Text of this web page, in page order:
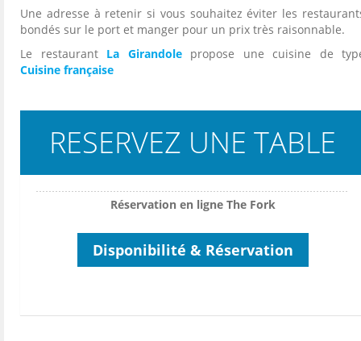
Une adresse à retenir si vous souhaitez éviter les
bondés sur le port et manger pour un prix très raisonnable.
Le restaurant La Girandolepropose une cuisine de
Cuisine française
RESERVEZ UNE TABLE
Réservation en ligne The Fork
Disponibilité & Réservation